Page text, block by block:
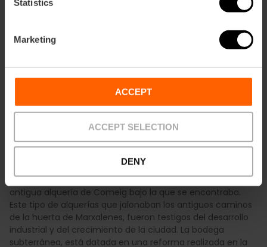
Statistics
Marketing
ACCEPT
ACCEPT SELECTION
DENY
Un refugio de la Guerra Civil
La fábrica fue incautada y pasó a producir munición en
forma de bombas de mortero y granadas. Se convirtió
pues, en un objetivo militar por parte de los sublevados y
los bombardeos de la aviación italiana que tuvieron lugar
en la ciudad de Valencia, sobre todo, entre 1937 y 1938. Es
precisamente en ese momento cuando se construye este
refugio antiaéreo de tipo fabril.
Una bodega medieval
Para hablar de esta bodega tenemos que nombrar la
antigua alquería de Comeig bajo la que se encontraba.
Este tipo de alquerías que jalonaban los antiguos caminos
de la huerta de Marxalenes, fueron testigos del desarrollo
industrial y del crecimiento de la ciudad. La bodega
subterránea, está datada en una reforma realizada en la